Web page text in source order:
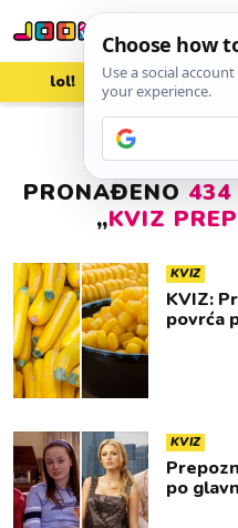
lol! aww
PRONAĐENO 434
„KVIZ
KVIZ
KVIZ:
povrća
KVIZ
po